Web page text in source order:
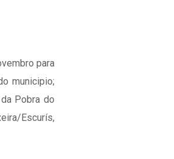
para
municipio;
Pobra do
Escurís,